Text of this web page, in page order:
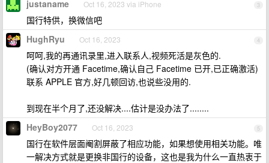
3
justaname Oct 16, 2023 via iPhone
国行特供，换微信吧
4
HughRyu Oct 16, 2023
呵呵,我的再通讯录里,进入联系人,视频死活是灰色的.
(确认对方开通 Facetime,确认自己 Facetime 已开,已正确激活)
联系 APPLE 官方,好几顿回访,也说些没用的.
到现在半个月了,还没解决....估计是没办法了........
5
HeyBoy2077 Oct 16, 2023
国行在软件层面阉割屏蔽了相应功能，如果想使用相关功能。唯
一解决方式就是更换非国行的设备，这也是我为什么一直热衷于